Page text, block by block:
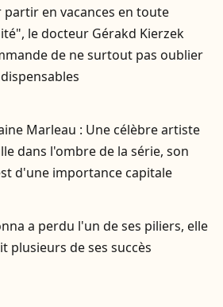
partir en vacances en toute
le docteur Gérakd Kierzek
de ne surtout pas oublier
Marleau : Une célèbre artiste
dans l'ombre de la série, son
d'une importance capitale
a perdu l'un de ses piliers, elle
plusieurs de ses succès